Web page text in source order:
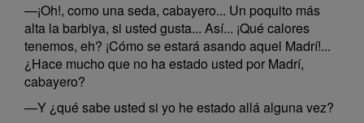
—¡Oh!, como una seda, cabayero... Un poquito más
alta la barbiya, si usted gusta... Así... ¡Qué calores
tenemos, eh? ¡Cómo se estará asando aquel Madrí!...
¿Hace mucho que no ha estado usted por Madrí,
cabayero?
—Y ¿qué sabe usted si yo he estado allá alguna vez?